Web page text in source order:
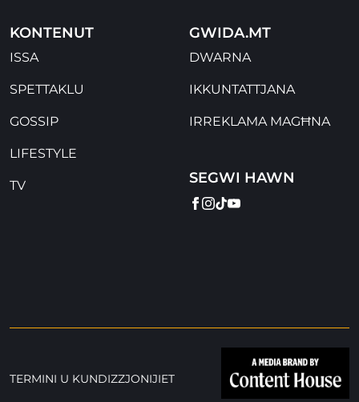
KONTENUT
ISSA
SPETTAKLU
GOSSIP
LIFESTYLE
TV
GWIDA.MT
DWARNA
IKKUNTATTJANA
IRREKLAMA MAGĦNA
SEGWI HAWN
FACEBOOK
INSTAGRAM
TIKTOK
YOUTUBE
TERMINI U KUNDIZZJONIJIET